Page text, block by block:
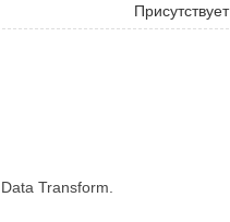
Присутствует
Transform.